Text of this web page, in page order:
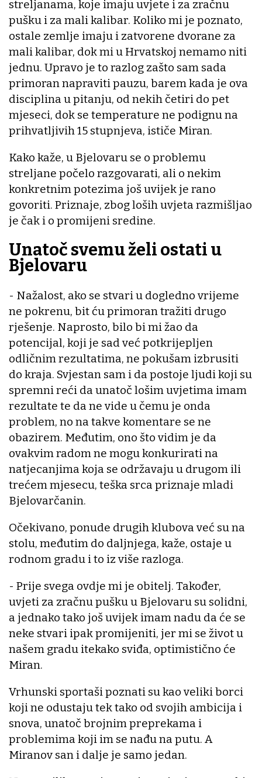
streljanama, koje imaju uvjete i za zračnu
pušku i za mali kalibar. Koliko mi je poznato,
ostale zemlje imaju i zatvorene dvorane za
mali kalibar, dok mi u Hrvatskoj nemamo niti
jednu. Upravo je to razlog zašto sam sada
primoran napraviti pauzu, barem kada je ova
disciplina u pitanju, od nekih četiri do pet
mjeseci, dok se temperature ne podignu na
prihvatljivih 15 stupnjeva, ističe Miran.
Kako kaže, u Bjelovaru se o problemu
streljane počelo razgovarati, ali o nekim
konkretnim potezima još uvijek je rano
govoriti. Priznaje, zbog loših uvjeta razmišljao
je čak i o promijeni sredine.
Unatoč svemu želi ostati u
Bjelovaru
- Nažalost, ako se stvari u dogledno vrijeme
ne pokrenu, bit ću primoran tražiti drugo
rješenje. Naprosto, bilo bi mi žao da
potencijal, koji je sad već potkrijepljen
odličnim rezultatima, ne pokušam izbrusiti
do kraja. Svjestan sam i da postoje ljudi koji su
spremni reći da unatoč lošim uvjetima imam
rezultate te da ne vide u čemu je onda
problem, no na takve komentare se ne
obazirem. Međutim, ono što vidim je da
ovakvim radom ne mogu konkurirati na
natjecanjima koja se održavaju u drugom ili
trećem mjesecu, teška srca priznaje mladi
Bjelovarčanin.
Očekivano, ponude drugih klubova već su na
stolu, međutim do daljnjega, kaže, ostaje u
rodnom gradu i to iz više razloga.
- Prije svega ovdje mi je obitelj. Također,
uvjeti za zračnu pušku u Bjelovaru su solidni,
a jednako tako još uvijek imam nadu da će se
neke stvari ipak promijeniti, jer mi se život u
našem gradu itekako sviđa, optimistično će
Miran.
Vrhunski sportaši poznati su kao veliki borci
koji ne odustaju tek tako od svojih ambicija i
snova, unatoč brojnim preprekama i
problemima koji im se nađu na putu. A
Miranov san i dalje je samo jedan.